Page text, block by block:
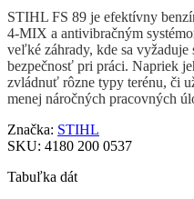
STIHL FS 89 je efektívny
4-MIX a antivibračným
veľké záhrady, kde sa
bezpečnosť pri práci. Napriek
zvládnuť rôzne typy terénu, či
menej náročných pracovných
Značka: STIHL
SKU: 4180 200 0537
Tabuľka dát